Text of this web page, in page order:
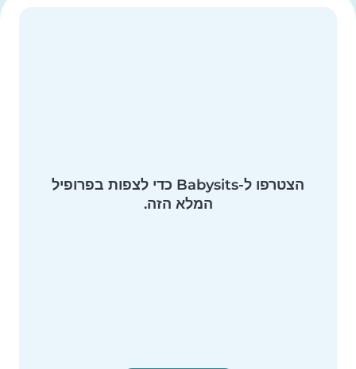
הצטרפו ל-Babysits כדי לצפות בפרופיל
המלא הזה.